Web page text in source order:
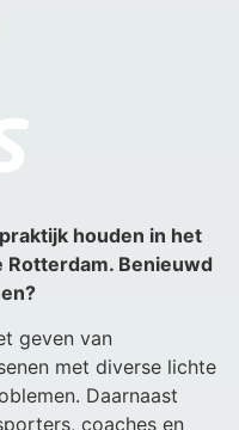
houden in het
Benieuwd
geven van
met diverse lichte
Daarnaast
coaches en